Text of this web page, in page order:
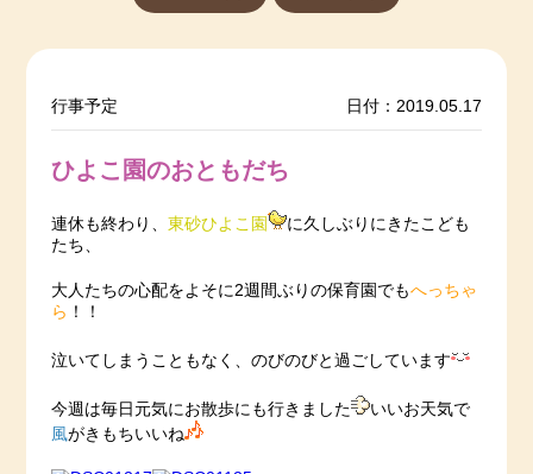
行事予定 日付：2019.05.17
ひよこ園のおともだち
連休も終わり、 東砂ひよこ園
に久しぶりにきたこども
たち、
大人たちの心配をよそに2週間ぶりの保育園でもへっちゃ
ら ！！
泣いてしまうこともなく、のびのびと過ごしています
今週は毎日元気にお散歩にも行きました
いいお天気で
風がきもちいいね